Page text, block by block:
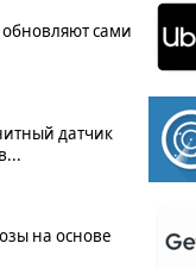
обновляют сами
датчик
на основе